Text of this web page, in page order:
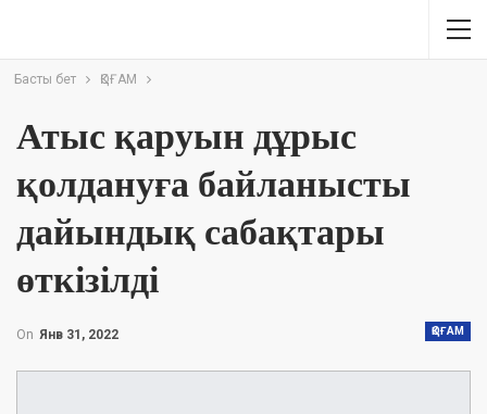
Басты бет ҚОҒАМ
Атыс қаруын дұрыс
қолдануға байланысты
дайындық сабақтары
өткізілді
ҚОҒАМ
On Янв 31, 2022